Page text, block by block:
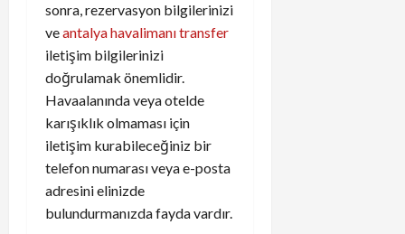
sonra, rezervasyon bilgilerinizi
veantalya havalimanı transfer
iletişim bilgilerinizi
doğrulamak önemlidir.
Havaalanında veya otelde
karışıklık olmaması için
iletişim kurabileceğiniz bir
telefon numarası veya e-posta
adresini elinizde
bulundurmanızda fayda vardır.